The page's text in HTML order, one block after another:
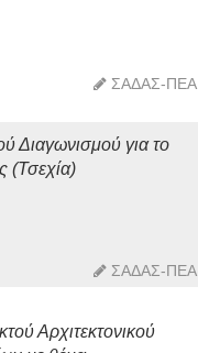
ΣΑΔΑΣ-ΠΕΑ
Διαγωνισμού για το
(Τσεχία)
ΣΑΔΑΣ-ΠΕΑ
Αρχιτεκτονικού